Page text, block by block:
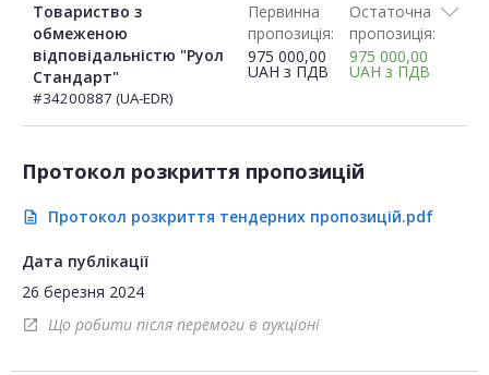
Товариство з
обмеженою
відповідальністю "Руол
Стандарт"
#34200887 (UA-EDR)
Первинна
пропозиція:
975 000,00
UAH з ПДВ
Остаточна
пропозиція:
975 000,00
UAH з ПДВ
Протокол розкриття пропозицій
description Протокол розкриття тендерних пропозицій.pdf
Дата публікації
26 березня 2024
open_in_new Що робити після перемоги в аукціоні